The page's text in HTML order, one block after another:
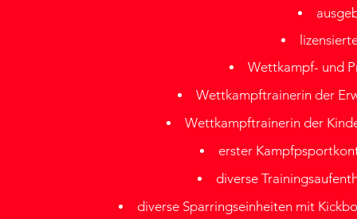
Wettkampf- und
Wettkampftrainerin der
Wettkampftrainerin der
erster
diverse
diverse Sparringseinheiten mit